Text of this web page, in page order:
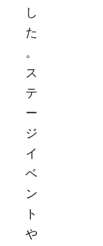
し
た
。
ス
テ
ー
ジ
イ
ベ
ン
ト
や